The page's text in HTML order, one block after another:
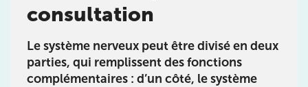
consultation
Le système nerveux peut être divisé en deux
parties, qui remplissent des fonctions
complémentaires : d’un côté, le système
IK PARIS 16 – TROCADÉRO